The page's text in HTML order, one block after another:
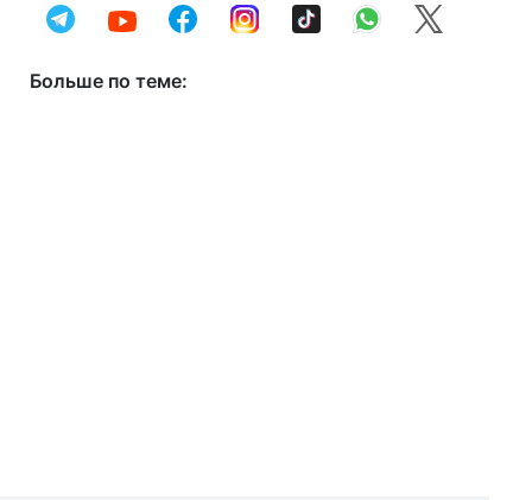
Больше по теме: